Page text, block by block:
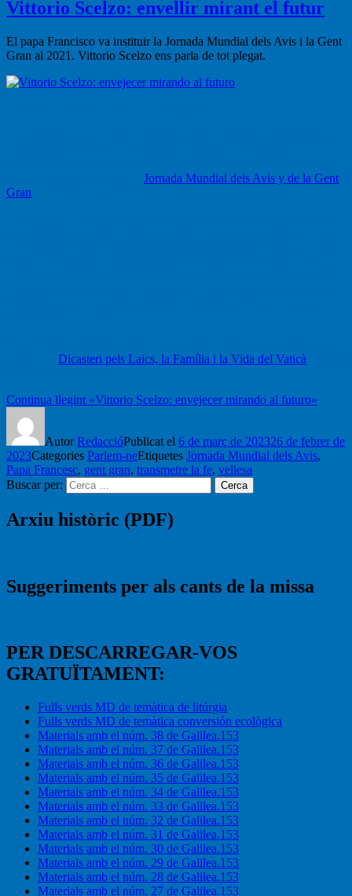
Vittorio Scelzo: envellir mirant el futur
El papa Francisco va instituir la Jornada Mundial dels Avis i la Gent
Gran al 2021. Vittorio Scelzo ens parla de tot plegat.
Jornada Mundial dels Avis y de la Gent
Gran
Dicasteri pels Laics, la Família i la Vida del Vaticà
Continua llegint «Vittorio Scelzo: envejecer mirando al futuro»
AutorRedaccióPublicat el 6 de març de 202326 de febrer de
2023Categories Parlem-neEtiquetes Jornada Mundial dels Avis,
Papa Francesc, gent gran, transmetre la fe, vellesa
Buscar per:
Cerca
Arxiu històric (PDF)
Suggeriments per als cants de la missa
PER DESCARREGAR-VOS
GRATUÏTAMENT:
Fulls verds MD de temàtica de litúrgia
Fulls verds MD de temàtica conversión ecològica
Materials amb el núm. 38 de Galilea.153
Materials amb el núm. 37 de Galilea.153
Materials amb el núm. 36 de Galilea.153
Materials amb el núm. 35 de Galilea.153
Materials amb el núm. 34 de Galilea.153
Materials amb el núm. 33 de Galilea.153
Materials amb el núm. 32 de Galilea.153
Materials amb el núm. 31 de Galilea.153
Materials amb el núm. 30 de Galilea.153
Materials amb el núm. 29 de Galilea.153
Materials amb el núm. 28 de Galilea.153
Materials amb el núm. 27 de Galilea.153